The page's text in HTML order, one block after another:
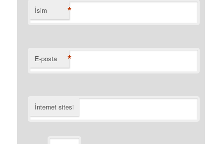
İsim *
E-posta *
İnternet sitesi